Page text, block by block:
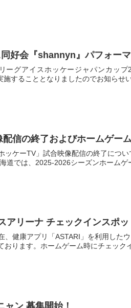
好会『shannyn』パフォー
ーグアイスホッケージャパンカッ
施することとなりましたのでお知らせ
信の終了およびホームゲー
ッケーTV」試合映像配信の終了につ
道では、2025-2026シーズンホームゲ
アリーナ チェックインスポ
、健康アプリ「ASTARI」を利用した
おります。ホームゲーム時にチェック